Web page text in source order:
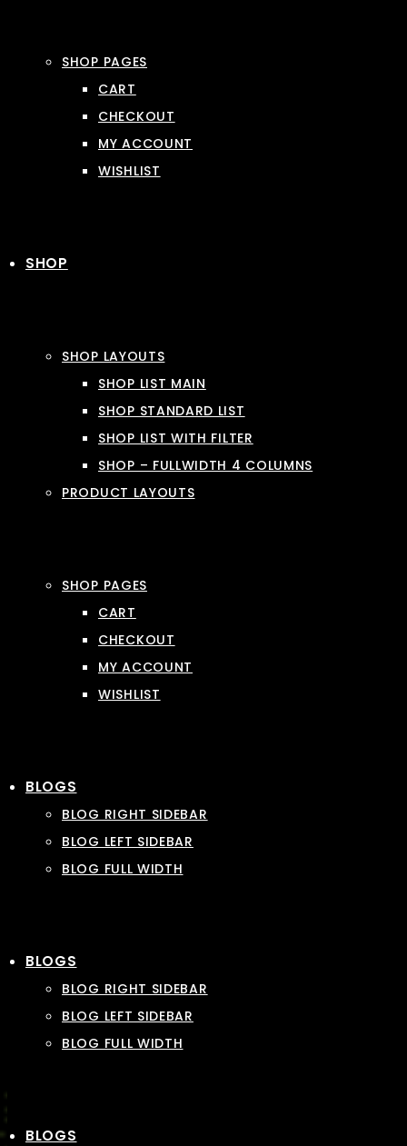
SHOP PAGES
CART
CHECKOUT
MY ACCOUNT
WISHLIST
SHOP
SHOP LAYOUTS
SHOP LIST MAIN
SHOP STANDARD LIST
SHOP LIST WITH FILTER
SHOP – FULLWIDTH 4 COLUMNS
PRODUCT LAYOUTS
SHOP PAGES
CART
CHECKOUT
MY ACCOUNT
WISHLIST
BLOGS
BLOG RIGHT SIDEBAR
BLOG LEFT SIDEBAR
BLOG FULL WIDTH
BLOGS
BLOG RIGHT SIDEBAR
BLOG LEFT SIDEBAR
BLOG FULL WIDTH
BLOGS